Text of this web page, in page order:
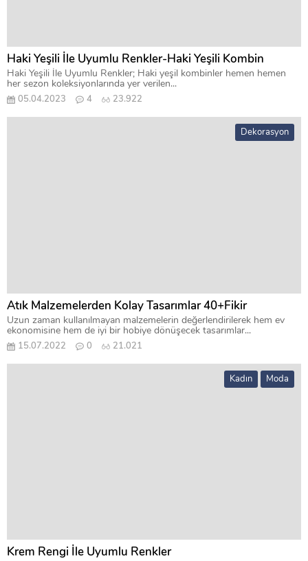
Haki Yeşili İle Uyumlu Renkler-Haki Yeşili Kombin
Haki Yeşili İle Uyumlu Renkler; Haki yeşil kombinler hemen hemen
her sezon koleksiyonlarında yer verilen...
05.04.2023 4 23.922
Dekorasyon
Atık Malzemelerden Kolay Tasarımlar 40+Fikir
Uzun zaman kullanılmayan malzemelerin değerlendirilerek hem ev
ekonomisine hem de iyi bir hobiye dönüşecek tasarımlar...
15.07.2022 0 21.021
Kadın Moda
Krem Rengi İle Uyumlu Renkler